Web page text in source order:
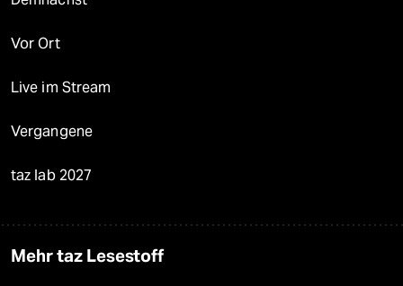
Vor Ort
Live im Stream
Vergangene
taz lab 2027
Mehr taz Lesestoff